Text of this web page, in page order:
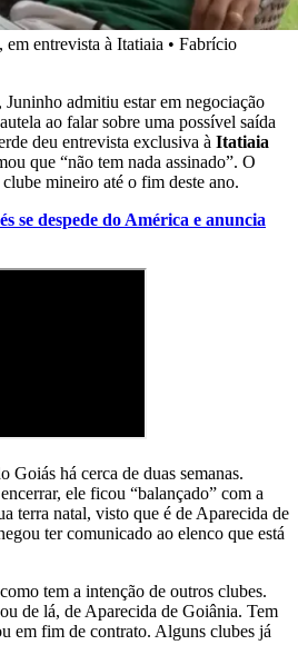
entrevista à Itatiaia • Fabrício
admitiu estar em negociação
ao falar sobre uma possível saída
deu entrevista exclusiva à Itatiaia
que “não tem nada assinado”. O
mineiro até o fim deste ano.
se despede do América e anuncia
Goiás há cerca de duas semanas.
ele ficou “balançado” com a
terra natal, visto que é de Aparecida de
ter comunicado ao elenco que está
tem a intenção de outros clubes.
de lá, de Aparecida de Goiânia. Tem
em fim de contrato. Alguns clubes já